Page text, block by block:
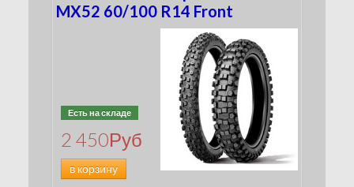
MX52 60/100 R14 Front
Есть на складе
2 450Руб
в корзину